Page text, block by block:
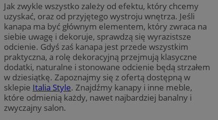
Jak zwykle wszystko zależy od efektu, który chcemy
uzyskać, oraz od przyjętego wystroju wnętrza. Jeśli
kanapa ma być głównym elementem, który zwraca na
siebie uwagę i dekoruje, sprawdzą się wyrazistsze
odcienie. Gdyś zaś kanapa jest przede wszystkim
praktyczna, a rolę dekoracyjną przejmują klasyczne
dodatki, naturalne i stonowane odcienie będą strzałem
w dziesiątkę. Zapoznajmy się z ofertą dostępną w
sklepie Italia Style. Znajdźmy kanapy i inne meble,
które odmienią każdy, nawet najbardziej banalny i
zwyczajny salon.